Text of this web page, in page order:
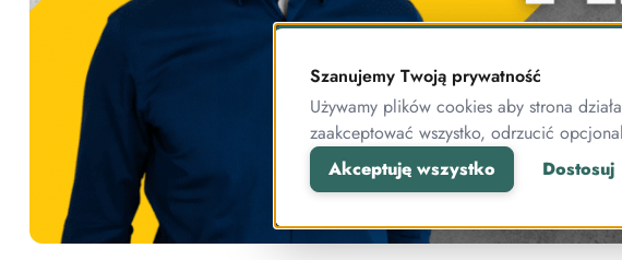
Szanujemy Twoją prywatność
Używamy plików cookies aby strona
zaakceptować wszystko, odrzucić
Akceptuję wszystko
Dostosuj